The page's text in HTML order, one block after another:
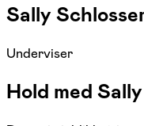
Sally
Underviser
Hold med Sally